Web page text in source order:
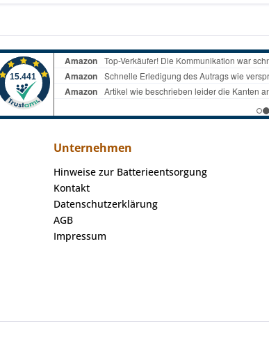
Unternehmen
Hinweise zur Batterieentsorgung
Kontakt
Datenschutzerklärung
AGB
Impressum